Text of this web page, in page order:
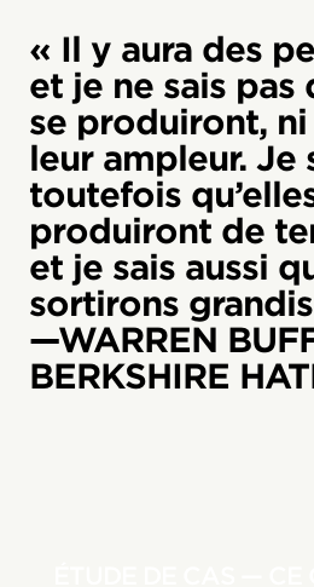
« Il y aura des
et je ne sais pas
se produiront,
leur ampleur. Je
toutefois
produiront de
et je sais aussi
sortirons
—WARREN
BERKSHIRE